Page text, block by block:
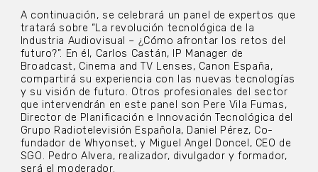
A continuación, se celebrará un panel de expertos que
tratará sobre “La revolución tecnológica de la
Industria Audiovisual – ¿Cómo afrontar los retos del
futuro?”. En él, Carlos Castán, IP Manager de
Broadcast, Cinema and TV Lenses, Canon España,
compartirá su experiencia con las nuevas tecnologías
y su visión de futuro. Otros profesionales del sector
que intervendrán en este panel son Pere Vila Fumas,
Director de Planificación e Innovación Tecnológica del
Grupo Radiotelevisión Española, Daniel Pérez, Co-
fundador de Whyonset, y Miguel Angel Doncel, CEO de
SGO. Pedro Alvera, realizador, divulgador y formador,
será el moderador.